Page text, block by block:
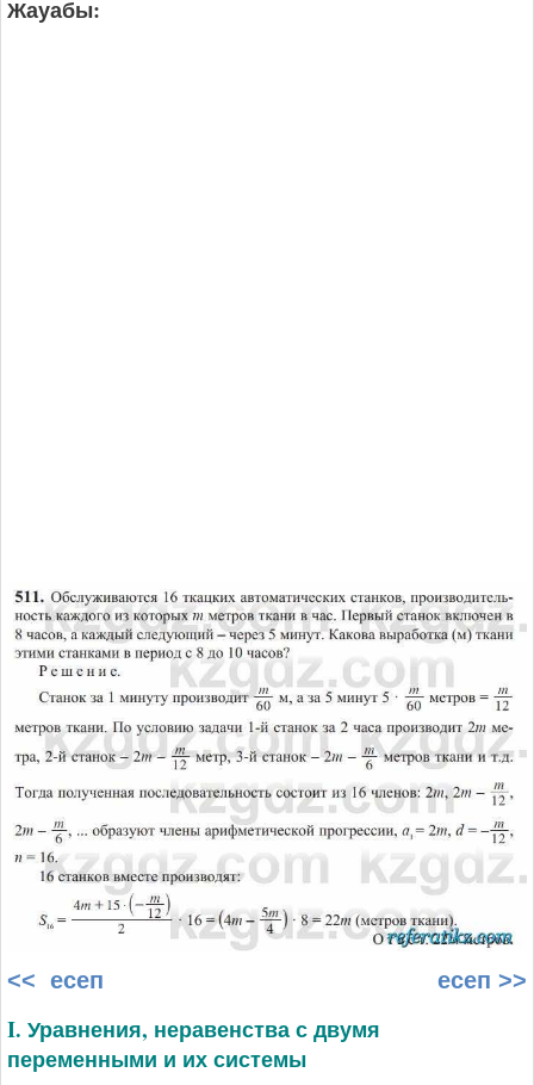
Жауабы:
<< есеп есеп >>
I. Уравнения, неравенства с двумя
переменными и их системы